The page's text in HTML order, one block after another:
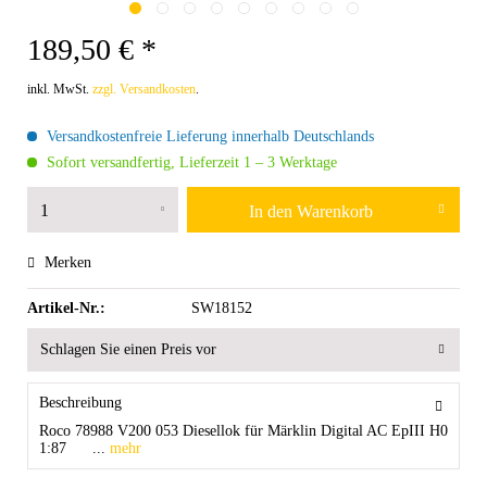
189,50 € *
inkl. MwSt. zzgl. Versandkosten.
Versandkostenfreie Lieferung innerhalb Deutschlands
Sofort versandfertig, Lieferzeit 1 – 3 Werktage
In den Warenkorb
Merken
Artikel-Nr.: SW18152
Schlagen Sie einen Preis vor
Beschreibung
Roco 78988 V200 053 Diesellok für Märklin Digital AC EpIII H0
1:87 ... mehr